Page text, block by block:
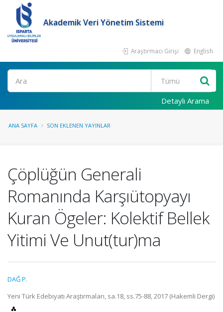
Akademik Veri Yönetim Sistemi
Araştırmacı Girişi English
Ara
Detaylı Arama
ANA SAYFA SON EKLENEN YAYINLAR
Çöplüğün Generali
Romanında Karşıütopyayı
Kuran Ögeler: Kolektif Bellek
Yitimi Ve Unut(tur)ma
DAĞ P.
Yeni Türk Edebiyatı Araştırmaları, sa.18, ss.75-88, 2017 (Hakemli Dergi)